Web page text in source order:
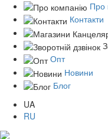
Про
Контакти
Опт
Новини
Блог
UA
RU